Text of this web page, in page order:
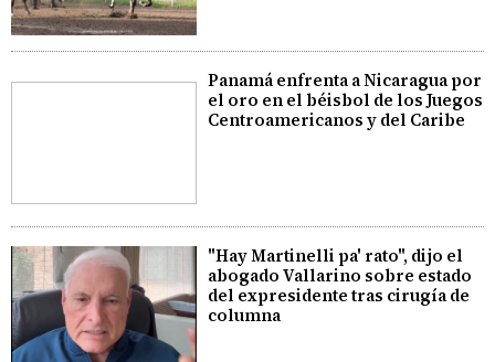
Panamá enfrenta a Nicaragua por
el oro en el béisbol de los Juegos
Centroamericanos y del Caribe
"Hay Martinelli pa' rato", dijo el
abogado Vallarino sobre estado
del expresidente tras cirugía de
columna